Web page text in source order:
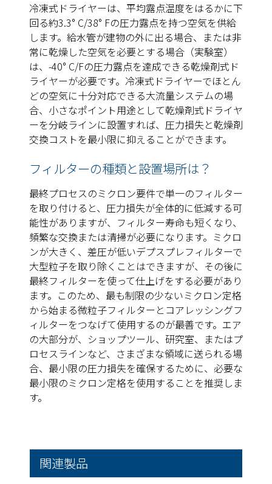
冷凍式ドライヤーは、平均露点温度をはるかに下
回る約3.3° C/38° Fの圧力露点を持つ空気を供給
します。給水管が建物の外に出る場合、または非
常に乾燥した空気を必要とする場合（実験室）
は、-40° C/Fの圧力露点を達成できる乾燥剤式ド
ライヤーが必要です。冷凍式ドライヤーでほとん
どの空気に十分対応できる大流量システムの場
合、小さなポイント用途として乾燥剤式ドライヤ
ーを分岐ラインに設置すれば、圧力損失と乾燥剤
交換コストを最小限に抑えることができます。
フィルターの種類と設置場所は？
最終プロセスのミクロン要件で単一のフィルター
を取り付けると、圧力損失が全体的に低減する可
能性がありますが、フィルター寿命も短くなり、
頻繁な交換または清掃が必要になります。ミクロ
ンが大きく、差圧が低いデプスプレフィルターで
大型粒子を取り除くことはできますが、その後に
最終フィルターを使って仕上げをする必要があり
ます。このため、最も制限の少ないミクロン定格
から始まる微粒子フィルターとコアレッシングフ
ィルターをつなげて使用するのが最善です。エア
の大部分が、ショップツール、研究室、またはプ
ロセスラインなど、さまざまな領域に送られる場
合、最小限の圧力損失を確保するために、必要な
最小限のミクロン定格を使用することを推奨しま
す。
関連製品